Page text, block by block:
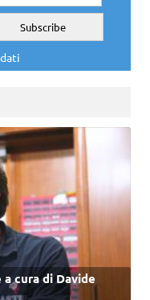
cura di Davide